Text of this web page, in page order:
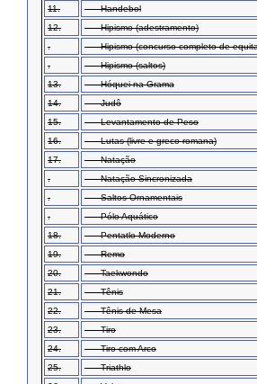
11.
Handebol
12.
Hipismo (adestramento)
.
Hipismo (concurso completo de
.
Hipismo (saltos)
13.
Hóquei na Grama
14.
Judô
15.
Levantamento de Peso
16.
Lutas (livre e greco-romana)
17.
Natação
.
Natação Sincronizada
.
Saltos Ornamentais
.
Pólo Aquático
18.
Pentatlo Moderno
19.
Remo
20.
Taekwondo
21.
Tênis
22.
Tênis de Mesa
23.
Tiro
24.
Tiro com Arco
25.
Triathlo